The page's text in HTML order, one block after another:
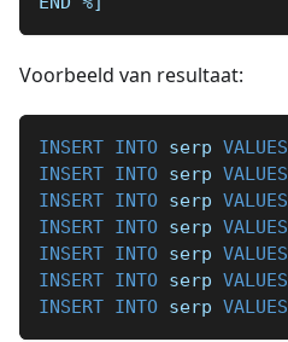
Voorbeeld van resultaat:
INSERT INTO serp VALUES
INSERT INTO serp VALUES
INSERT INTO serp VALUES
INSERT INTO serp VALUES
INSERT INTO serp VALUES
INSERT INTO serp VALUES
INSERT INTO serp VALUES